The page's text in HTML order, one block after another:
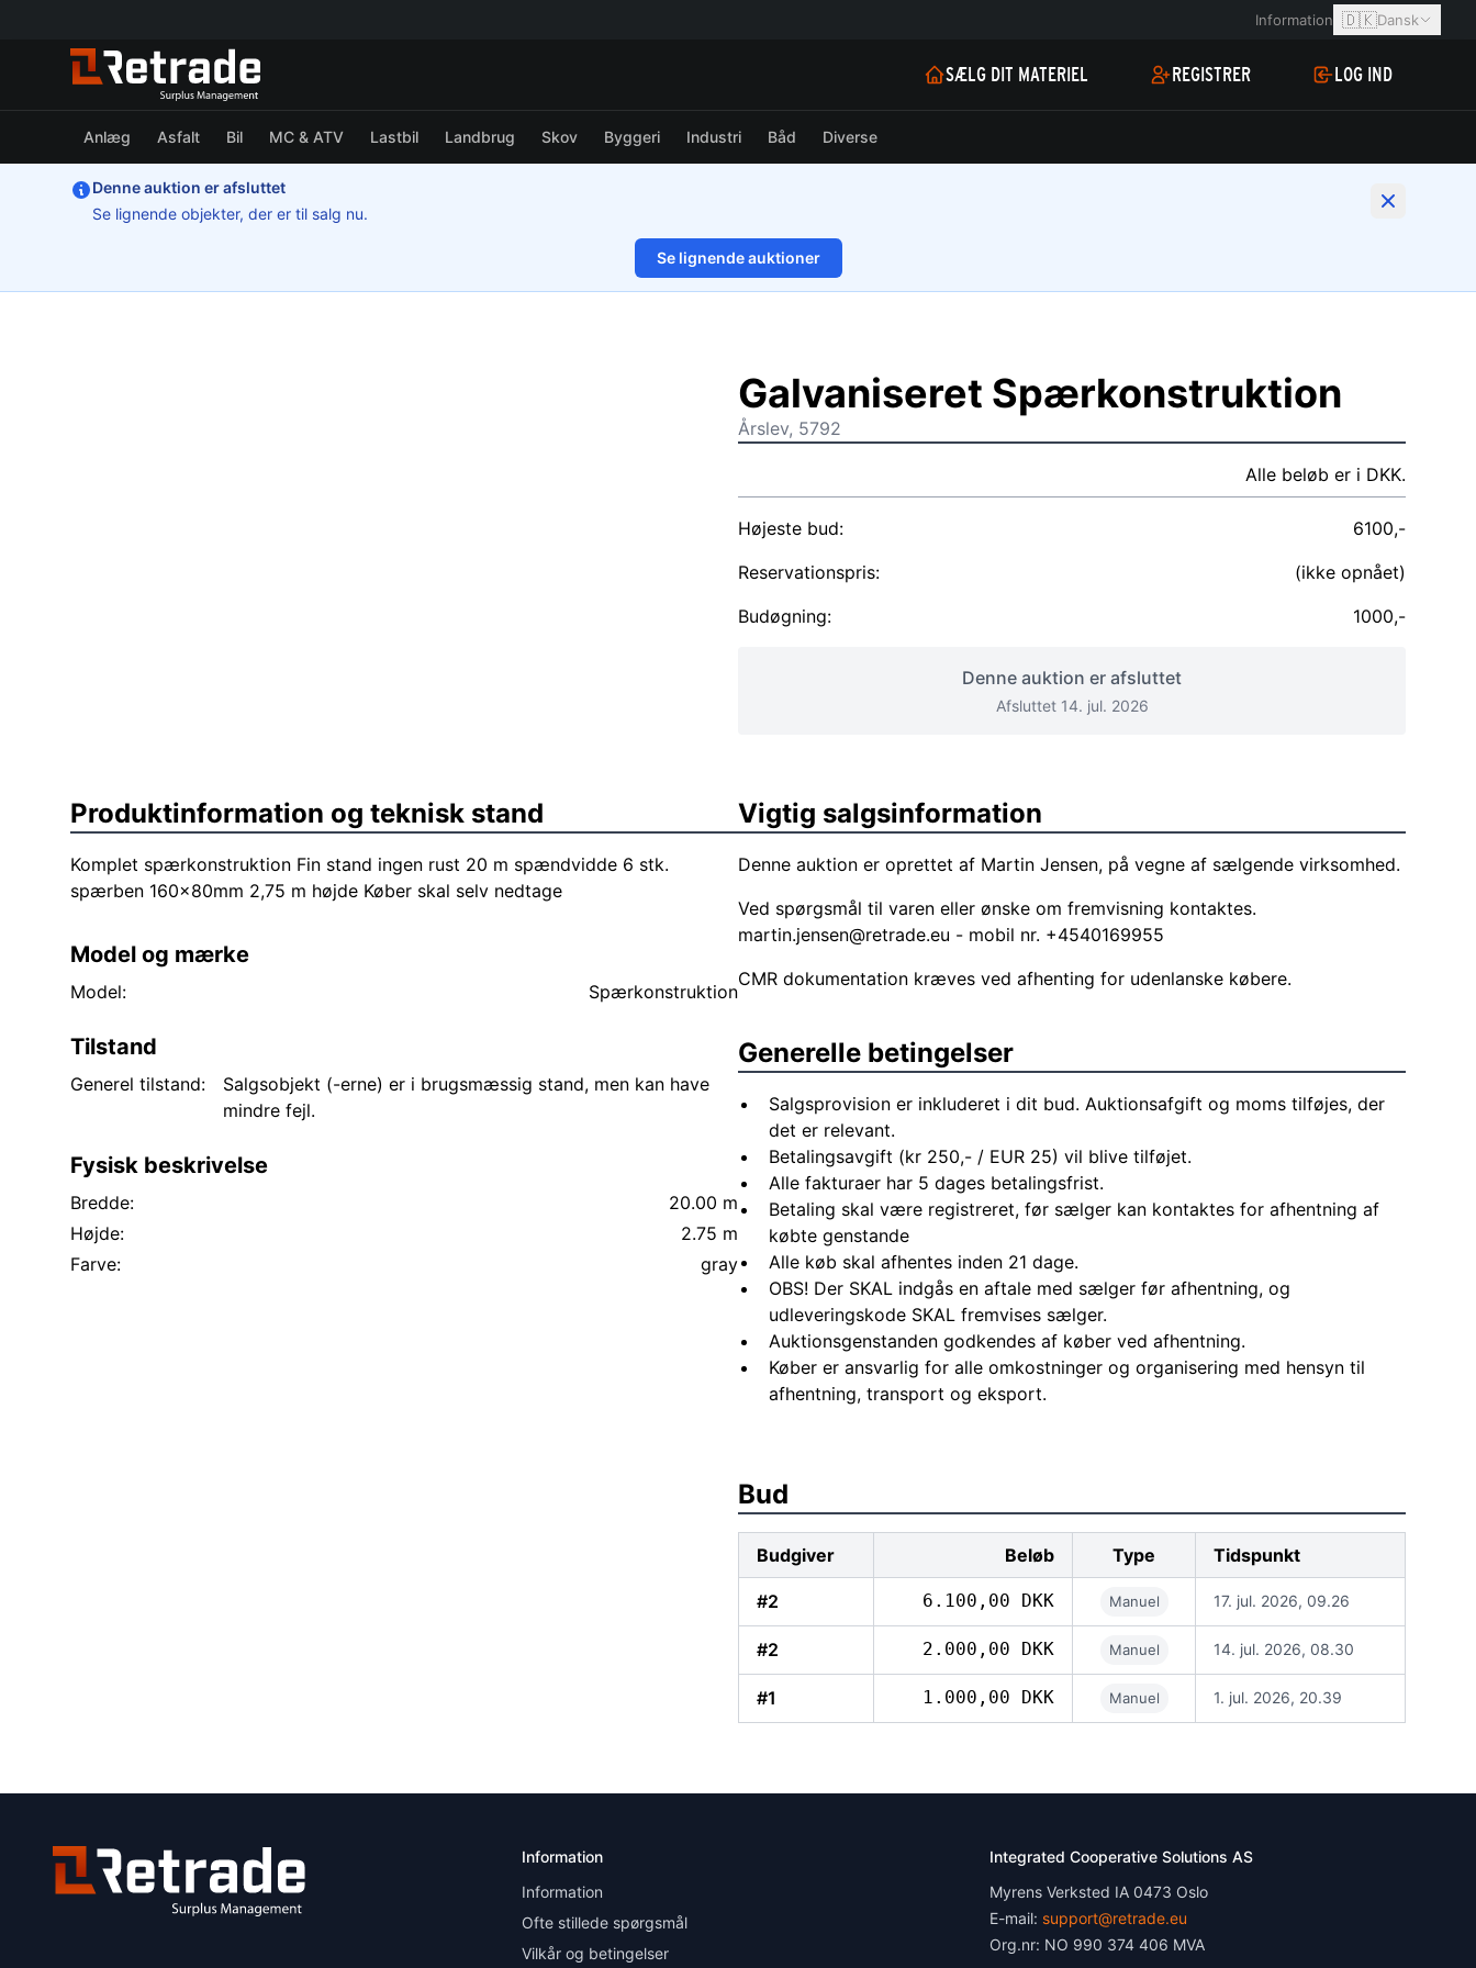
Information 🇩🇰Dansk
SÆLG DIT MATERIEL REGISTRER LOG IND
Anlæg Asfalt Bil MC & ATV Lastbil Landbrug Skov Byggeri Industri Båd Diverse
Denne auktion er afsluttet
Se lignende objekter, der er til salg nu.
Se lignende auktioner
1/14
Galvaniseret Spærkonstruktion
Årslev, 5792
Alle beløb er i DKK.
Højeste bud:
6100,-
Reservationspris:
(ikke opnået)
Budøgning:
1000,-
Denne auktion er afsluttet
Afsluttet 14. jul. 2026
Produktinformation og teknisk stand
Komplet spærkonstruktion Fin stand ingen rust 20 m spændvidde 6 stk.
spærben 160x80mm 2,75 m højde Køber skal selv nedtage
Model og mærke
Model: Spærkonstruktion
Tilstand
Generel tilstand:
Salgsobjekt (-erne) er i brugsmæssig stand, men kan have
mindre fejl.
Fysisk beskrivelse
Bredde:
20.00 m
Højde:
2.75 m
Farve:
gray
Vigtig salgsinformation
Denne auktion er oprettet af Martin Jensen, på vegne af sælgende virksomhed.
Ved spørgsmål til varen eller ønske om fremvisning kontaktes.
martin.jensen@retrade.eu - mobil nr. +4540169955
CMR dokumentation kræves ved afhenting for udenlanske købere.
Generelle betingelser
Salgsprovision er inkluderet i dit bud. Auktionsafgift og moms tilføjes, der
det er relevant.
Betalingsavgift (kr 250,- / EUR 25) vil blive tilføjet.
Alle fakturaer har 5 dages betalingsfrist.
Betaling skal være registreret, før sælger kan kontaktes for afhentning af
købte genstande
Alle køb skal afhentes inden 21 dage.
OBS! Der SKAL indgås en aftale med sælger før afhentning, og
udleveringskode SKAL fremvises sælger.
Auktionsgenstanden godkendes af køber ved afhentning.
Køber er ansvarlig for alle omkostninger og organisering med hensyn til
afhentning, transport og eksport.
Bud
Budgiver Beløb Type Tidspunkt
#2 6.100,00 DKK Manuel 17. jul. 2026, 09.26
#2 2.000,00 DKK Manuel 14. jul. 2026, 08.30
#1 1.000,00 DKK Manuel 1. jul. 2026, 20.39
Information
Information
Ofte stillede spørgsmål
Vilkår og betingelser
Integrated Cooperative Solutions AS
Myrens Verksted IA 0473 Oslo
E-mail: support@retrade.eu
Org.nr: NO 990 374 406 MVA